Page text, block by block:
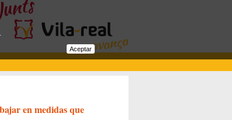
en medidas que
Aceptar